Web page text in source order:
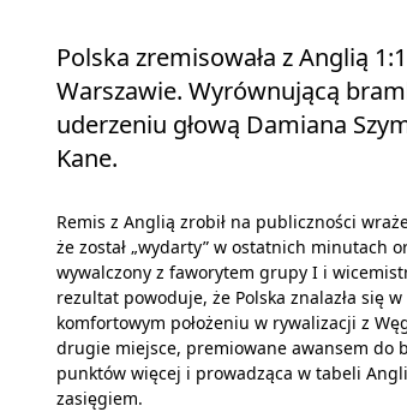
Polska zremisowała z Anglią
Warszawie. Wyrównującą
uderzeniu głową Damiana
Kane.
Remis z Anglią zrobił na publiczności
że został „wydarty” w ostatnich minutach
wywalczony z faworytem grupy I i
rezultat powoduje, że Polska znalazła się
komfortowym położeniu w rywalizacji z
drugie miejsce, premiowane awansem do
punktów więcej i prowadząca w tabeli
zasięgiem.